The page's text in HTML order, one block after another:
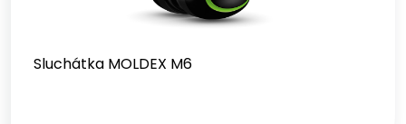
Sluchátka MOLDEX M6